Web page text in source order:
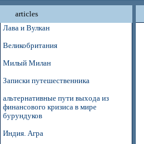
articles
Лава и Вулкан
Великобритания
Милый Милан
Записки путешественника
альтернативные пути выхода из
финансового кризиса в мире
бурундуков
Индия. Агра